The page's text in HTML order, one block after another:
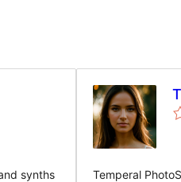
synths
Temperal